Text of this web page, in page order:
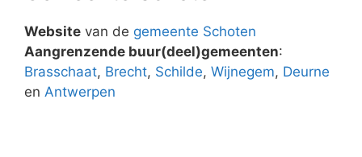
Website van de gemeente Schoten
Aangrenzende buur(deel)gemeenten:
Brasschaat, Brecht, Schilde, Wijnegem, Deurne
en Antwerpen